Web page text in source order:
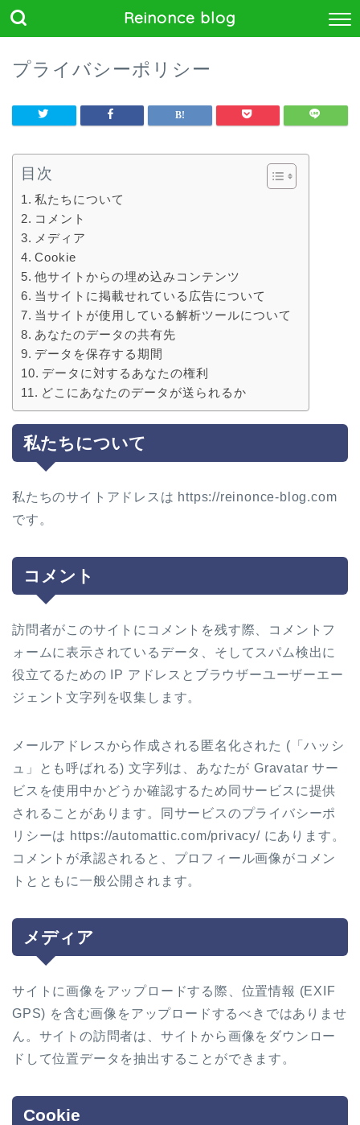
Reinonce blog
プライバシーポリシー
目次
私たちについて
コメント
メディア
Cookie
他サイトからの埋め込みコンテンツ
当サイトに掲載せれている広告について
当サイトが使用している解析ツールについて
あなたのデータの共有先
データを保存する期間
データに対するあなたの権利
どこにあなたのデータが送られるか
私たちについて
私たちのサイトアドレスは https://reinonce-blog.com
です。
コメント
訪問者がこのサイトにコメントを残す際、コメントフ
ォームに表示されているデータ、そしてスパム検出に
役立てるための IP アドレスとブラウザーユーザーエー
ジェント文字列を収集します。
メールアドレスから作成される匿名化された (「ハッシ
ュ」とも呼ばれる) 文字列は、あなたが Gravatar サー
ビスを使用中かどうか確認するため同サービスに提供
されることがあります。同サービスのプライバシーポ
リシーは https://automattic.com/privacy/ にあります。
コメントが承認されると、プロフィール画像がコメン
トとともに一般公開されます。
メディア
サイトに画像をアップロードする際、位置情報 (EXIF
GPS) を含む画像をアップロードするべきではありませ
ん。サイトの訪問者は、サイトから画像をダウンロー
ドして位置データを抽出することができます。
Cookie